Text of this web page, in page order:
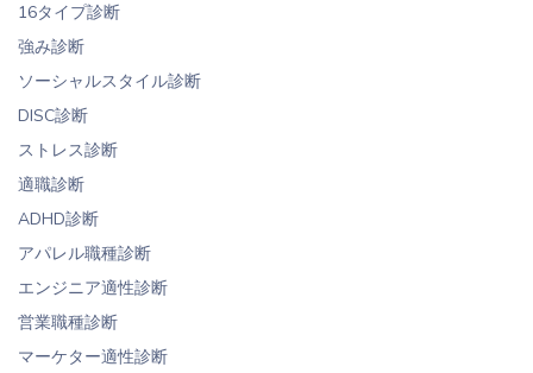
16タイプ診断
強み診断
ソーシャルスタイル診断
DISC診断
ストレス診断
適職診断
ADHD診断
アパレル職種診断
エンジニア適性診断
営業職種診断
マーケター適性診断